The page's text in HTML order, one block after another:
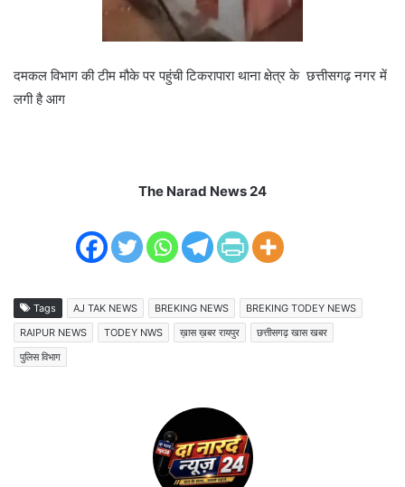
दमकल विभाग की टीम मौके पर पहुंची टिकरापारा थाना क्षेत्र के छत्तीसगढ़ नगर में
लगी है आग
The Narad News 24
Tags AJ TAK NEWS BREKING NEWS
BREKING TODEY NEWS
RAIPUR NEWS
TODEY NWS ख़ास ख़बर रायपुर
छत्तीसगढ़ खास खबर
पुलिस विभाग